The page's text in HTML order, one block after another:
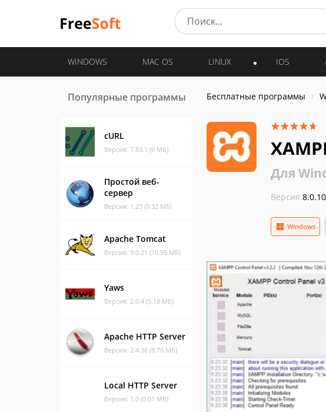
WINDOWS MAC OS LINUX IOS
Популярные программы
cURL
Версия: 7.83.1 (6 МБ)
Простой веб-
сервер
Версия: 1.23 (0.32 МБ)
Apache Tomcat
Версия: 9.0.21 (10.95 МБ)
Yaws
Версия: 2.0.4 (5.18 МБ)
Apache HTTP Server
Версия: 2.4.38 (8.76 МБ)
Local HTTP Server
Версия: 1.0 (0.01 МБ)
Бесплатные программы
Для
Версия:8.0.10
Windows